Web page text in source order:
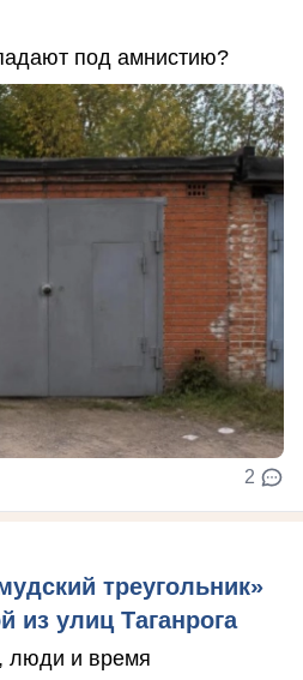
под амнистию?
2
треугольник»
из улиц Таганрога
люди и время